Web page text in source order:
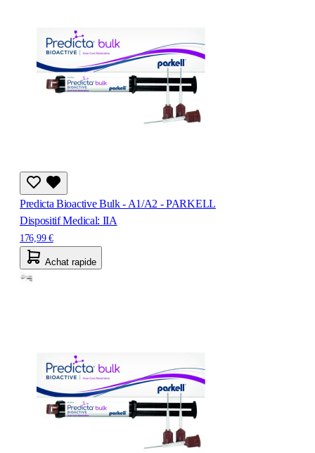
Predicta Bioactive Bulk - A1/A2 - PARKELL
Dispositif Medical: IIA
176,99 €
Achat rapide